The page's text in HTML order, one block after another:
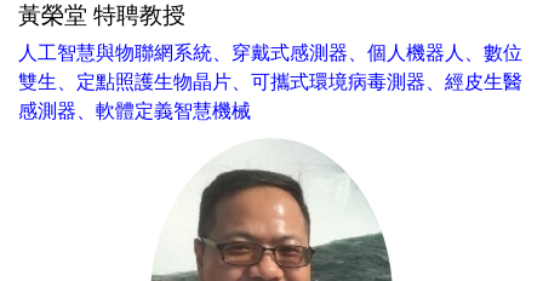
黃榮堂 特聘教授
人工智慧與物聯網系統、穿戴式感測器、個人機器人、數位
雙生、定點照護生物晶片、可攜式環境病毒測器、經皮生醫
感測器、軟體定義智慧機械